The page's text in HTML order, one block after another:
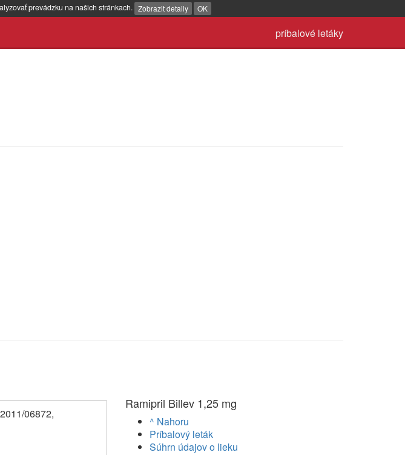
prevádzku na našich stránkach. Zobrazit detaily OK
príbalové letáky
06872,
Ramipril Billev 1,25 mg
^ Nahoru
Príbalový leták
Súhrn údajov o lieku